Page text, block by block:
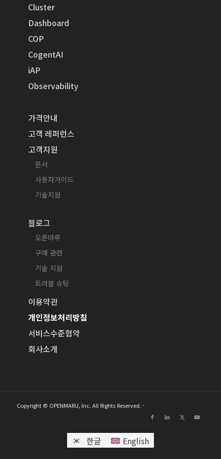
Cluster
Dashboard
COP
CogentAI
iAP
Observability
가격안내
고객 레퍼런스
고객지원
문서
사용자가이드
기술지원
블로그
오픈마루
구매 관련
기술 지원
트러블 슈팅
이용약관
개인정보처리방침
서비스수준협약
회사소개
Copyright © OPENMARU, Inc. All Rights Reserved. -
한글 English